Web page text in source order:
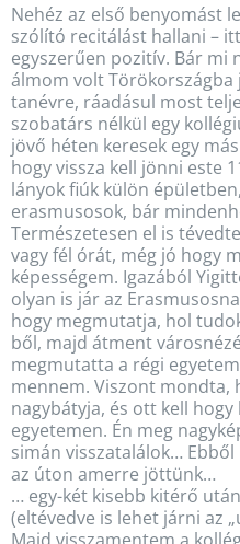
Nehéz az első benyomást
szólító recitálást hallani –
egyszerűen pozitív. Bár mi
álmom volt Törökországba
tanévre, ráadásul most
szobatárs nélkül egy
jövő héten keresek egy
hogy vissza kell jönni este
lányok fiúk külön
erasmusosok, bár
Természetesen el is
vagy fél órát, még jó hogy
képességem. Igazából
olyan is jár az
hogy megmutatja, hol
ből, majd átment
megmutatta a régi
mennem. Viszont mondta,
nagybátyja, és ott kell
egyetemen. Én meg
simán visszatalálok…
az úton amerre jöttünk…
… egy-két kisebb kitérő
(eltévedve is lehet járni az